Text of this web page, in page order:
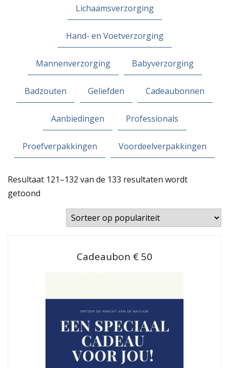
Lichaamsverzorging
Hand- en Voetverzorging
Mannenverzorging Babyverzorging
Badzouten Geliefden Cadeaubonnen
Aanbiedingen Professionals
Proefverpakkingen Voordeelverpakkingen
Resultaat 121–132 van de 133 resultaten wordt
getoond
populariteit
Cadeaubon € 50